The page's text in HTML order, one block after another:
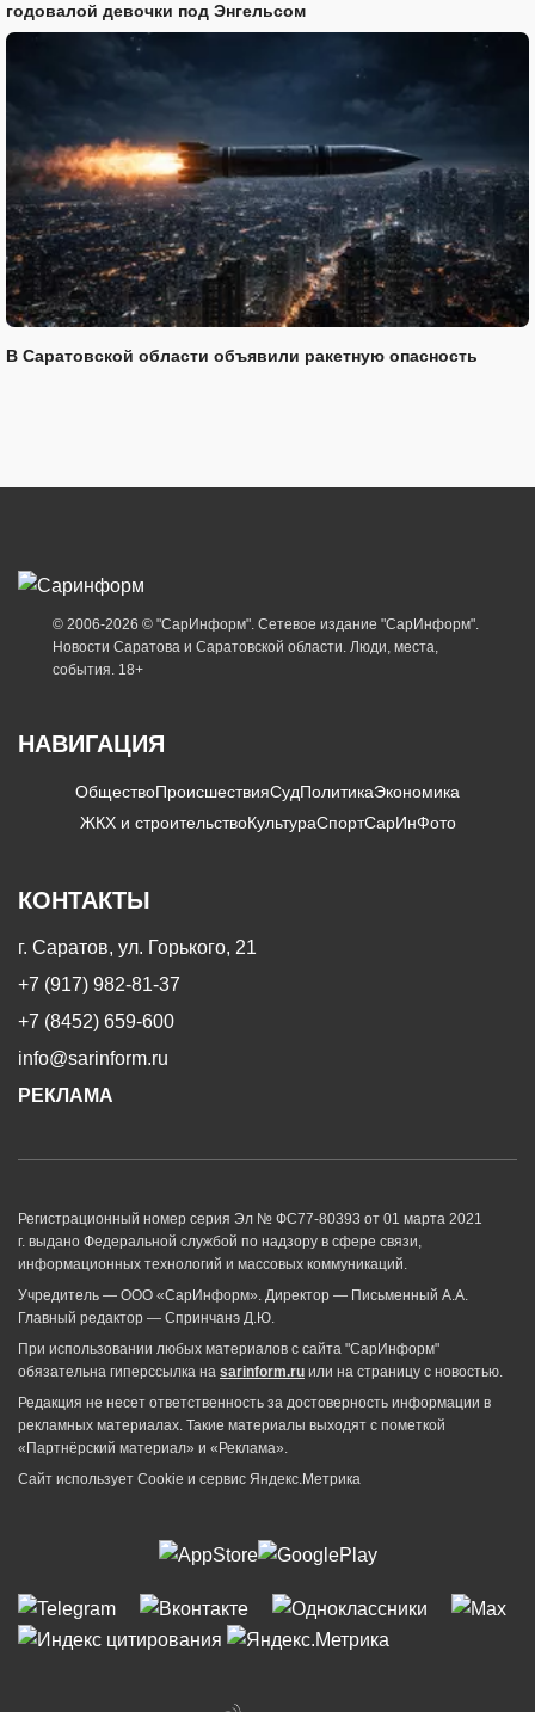
годовалой девочки под Энгельсом
В Саратовской области объявили ракетную опасность
© 2006-2026 © "СарИнформ". Сетевое издание "СарИнформ".
Новости Саратова и Саратовской области. Люди, места,
события. 18+
НАВИГАЦИЯ
ОбществоПроисшествияСудПолитикаЭкономика
ЖКХ и строительствоКультураСпортСарИнФото
КОНТАКТЫ
г. Саратов, ул. Горького, 21
+7 (917) 982-81-37
+7 (8452) 659-600
info@sarinform.ru
РЕКЛАМА
Регистрационный номер серия Эл № ФС77-80393 от 01 марта 2021
г. выдано Федеральной службой по надзору в сфере связи,
информационных технологий и массовых коммуникаций.
Учредитель — ООО «СарИнформ». Директор — Письменный А.А.
Главный редактор — Спринчанэ Д.Ю.
При использовании любых материалов с сайта "СарИнформ"
обязательна гиперссылка на sarinform.ru или на страницу с новостью.
Редакция не несет ответственность за достоверность информации в
рекламных материалах. Такие материалы выходят с пометкой
«Партнёрский материал» и «Реклама».
Сайт использует Cookie и сервиc Яндекс.Метрика